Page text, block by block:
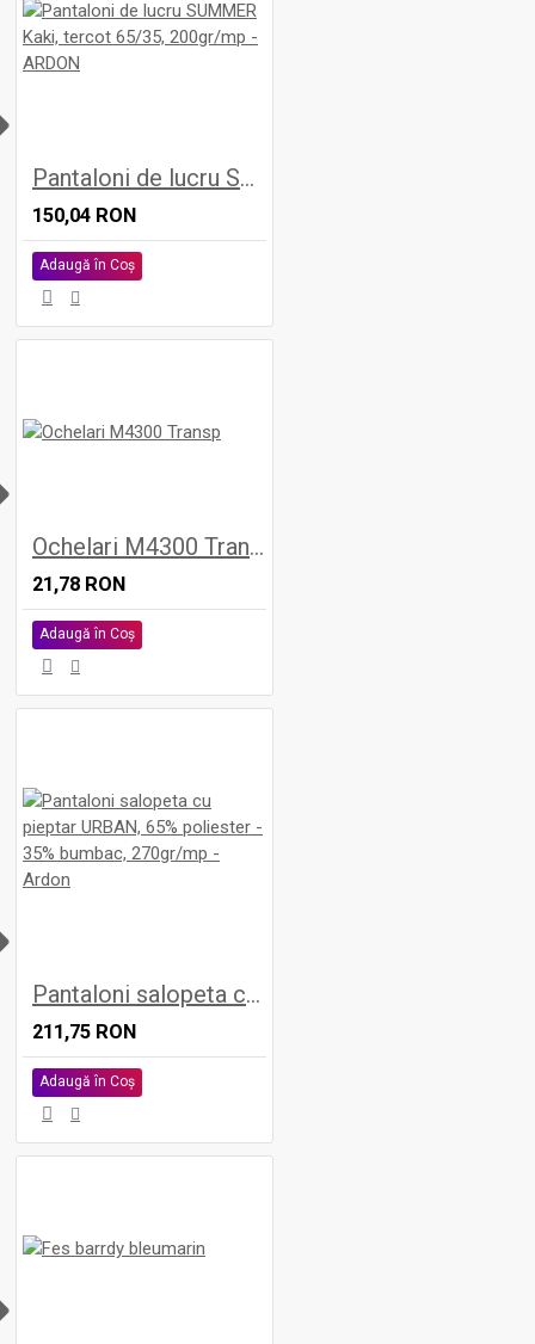
Pantaloni de lucru SUMMER Kaki, tercot 65/35, 200gr/mp - ARDON
150,04 RON
Adaugă în Coş
Ochelari M4300 Transp
21,78 RON
Adaugă în Coş
Pantaloni salopeta cu pieptar URBAN, 65% poliester - 35% bumbac, 270gr/mp - Ardon
211,75 RON
Adaugă în Coş